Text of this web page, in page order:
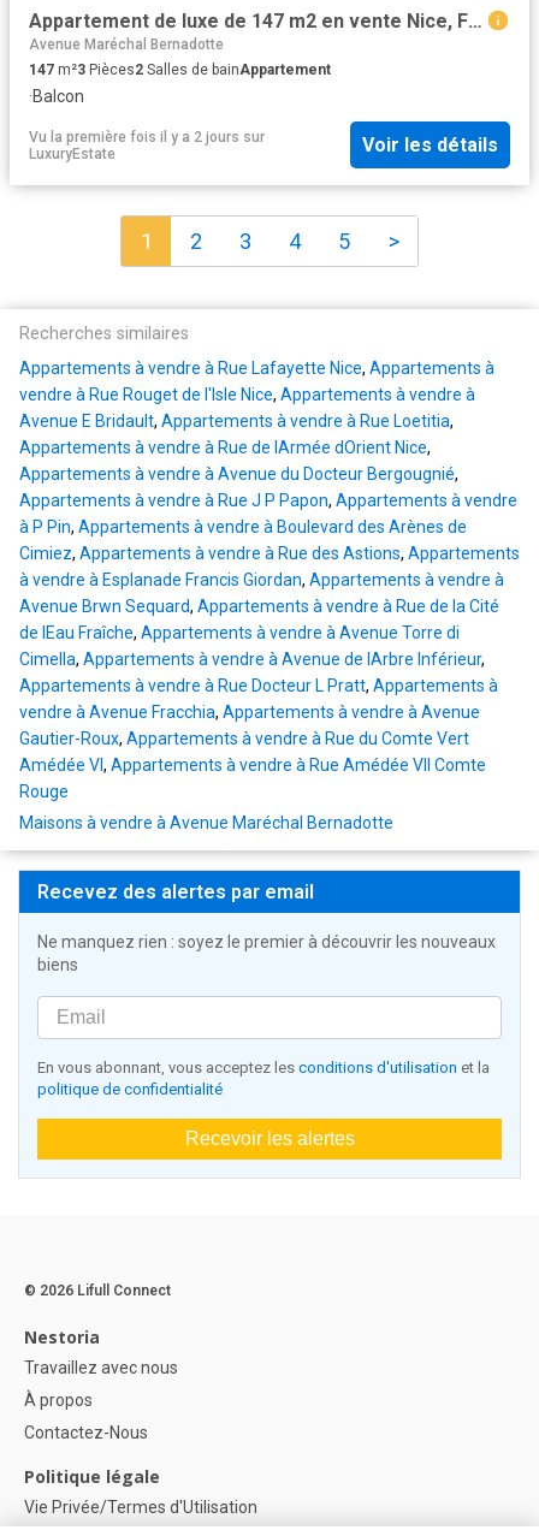
Appartement de luxe de 147 m2 en vente Nice, France
Avenue Maréchal Bernadotte
147 m²3 Pièces2 Salles de bainAppartement
·Balcon
Vu la première fois il y a 2 jours sur
LuxuryEstate
Voir les détails
1 2 3 4 5 >
Recherches similaires
Appartements à vendre à Rue Lafayette Nice, Appartements à
vendre à Rue Rouget de l'Isle Nice, Appartements à vendre à
Avenue E Bridault, Appartements à vendre à Rue Loetitia,
Appartements à vendre à Rue de lArmée dOrient Nice,
Appartements à vendre à Avenue du Docteur Bergougnié,
Appartements à vendre à Rue J P Papon, Appartements à vendre
à P Pin, Appartements à vendre à Boulevard des Arènes de
Cimiez, Appartements à vendre à Rue des Astions, Appartements
à vendre à Esplanade Francis Giordan, Appartements à vendre à
Avenue Brwn Sequard, Appartements à vendre à Rue de la Cité
de lEau Fraîche, Appartements à vendre à Avenue Torre di
Cimella, Appartements à vendre à Avenue de lArbre Inférieur,
Appartements à vendre à Rue Docteur L Pratt, Appartements à
vendre à Avenue Fracchia, Appartements à vendre à Avenue
Gautier-Roux, Appartements à vendre à Rue du Comte Vert
Amédée VI, Appartements à vendre à Rue Amédée VII Comte
Rouge
Maisons à vendre à Avenue Maréchal Bernadotte
Recevez des alertes par email
Ne manquez rien : soyez le premier à découvrir les nouveaux
biens
En vous abonnant, vous acceptez les conditions d'utilisation et la
politique de confidentialité
Recevoir les alertes
© 2026 Lifull Connect
Nestoria
Travaillez avec nous
À propos
Contactez-Nous
Politique légale
Vie Privée/Termes d'Utilisation